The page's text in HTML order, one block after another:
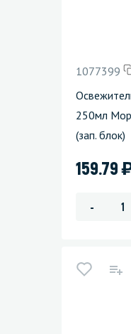
1077399
250мл
(зап. блок)
159.79
-